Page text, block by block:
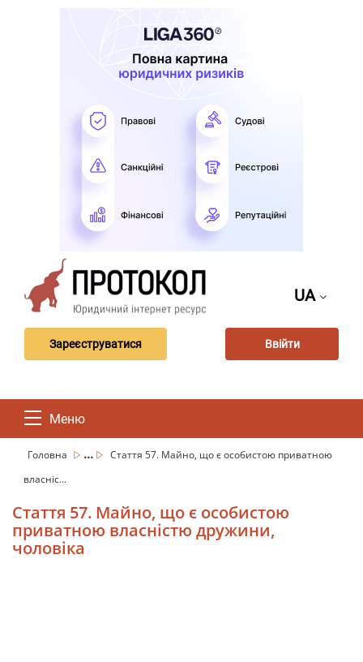
UA
Зареєструватися Ввійти
Меню
Головна ...
Стаття 57. Майно, що є особистою приватною
власніс...
Стаття 57. Майно, що є особистою
приватною власністю дружини,
чоловіка